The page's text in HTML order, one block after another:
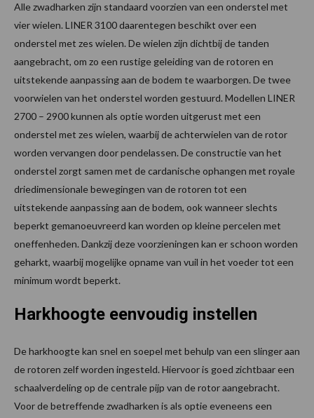
Alle zwadharken zijn standaard voorzien van een onderstel met
vier wielen. LINER 3100 daarentegen beschikt over een
onderstel met zes wielen. De wielen zijn dichtbij de tanden
aangebracht, om zo een rustige geleiding van de rotoren en
uitstekende aanpassing aan de bodem te waarborgen. De twee
voorwielen van het onderstel worden gestuurd. Modellen LINER
2700 – 2900 kunnen als optie worden uitgerust met een
onderstel met zes wielen, waarbij de achterwielen van de rotor
worden vervangen door pendelassen. De constructie van het
onderstel zorgt samen met de cardanische ophangen met royale
driedimensionale bewegingen van de rotoren tot een
uitstekende aanpassing aan de bodem, ook wanneer slechts
beperkt gemanoeuvreerd kan worden op kleine percelen met
oneffenheden. Dankzij deze voorzieningen kan er schoon worden
geharkt, waarbij mogelijke opname van vuil in het voeder tot een
minimum wordt beperkt.
Harkhoogte eenvoudig instellen
De harkhoogte kan snel en soepel met behulp van een slinger aan
de rotoren zelf worden ingesteld. Hiervoor is goed zichtbaar een
schaalverdeling op de centrale pijp van de rotor aangebracht.
Voor de betreffende zwadharken is als optie eveneens een